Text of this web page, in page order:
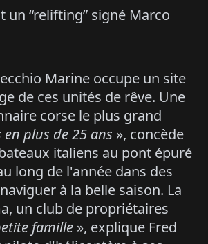
un “relifting” signé Marco
Marine occupe un site
de ces unités de rêve. Une
corse le plus grand
plus de 25 ans », concède
italiens au pont épuré
long de l'année dans des
à la belle saison. La
un club de propriétaires
famille », explique Fred